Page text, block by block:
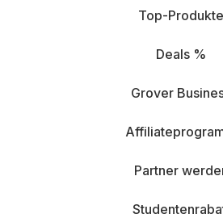
Top-Produkte
Deals %
Grover
Partner